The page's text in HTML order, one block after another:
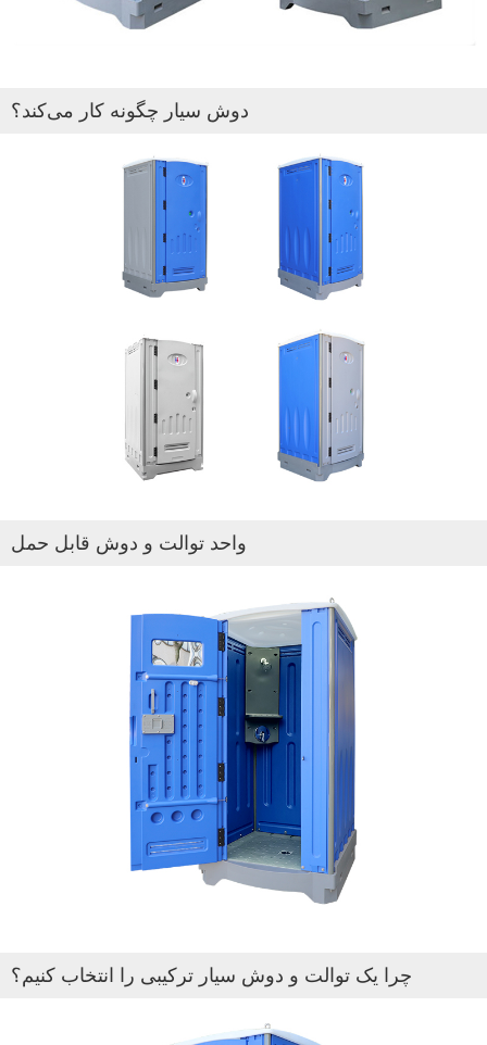
دوش سیار چگونه کار می‌کند؟
واحد توالت و دوش قابل حمل
چرا یک توالت و دوش سیار ترکیبی را انتخاب کنیم؟